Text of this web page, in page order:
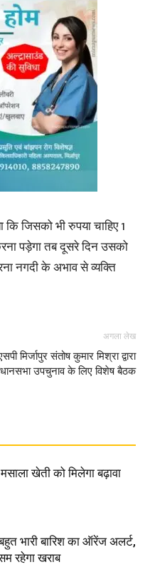
जिसको भी रुपया चाहिए 1
पड़ेगा तब दूसरे दिन उसको
नगदी के अभाव से व्यक्ति
अगला लेख
मिर्जापुर संतोष कुमार मिश्रा द्वारा
उपचुनाव के लिए विशेष बैठक
खेती को मिलेगा बढ़ावा
बहुत भारी बारिश का ऑरेंज अलर्ट,
रहेगा खराब